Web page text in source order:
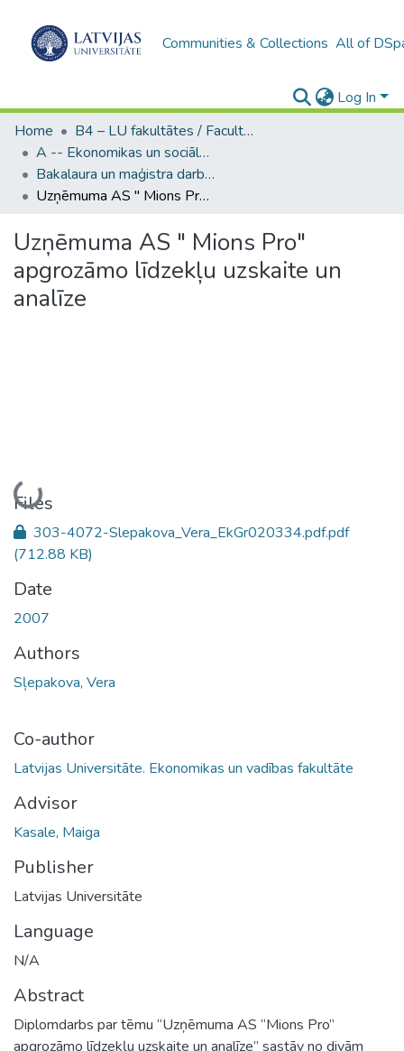
Communities & Collections All of
Log In
Home
B4 – LU fakultātes / Faculties of the UL
A -- Ekonomikas un sociālo zinātņu fakultāte / Faculty of Economics and Social Sciences
Bakalaura un maģistra darbi (ESZF) / Bachelor's and Master's theses
Uzņēmuma AS " Mions Pro" apgrozāmo līdzekļu uzskaite un analīze
Uzņēmuma AS " Mions Pro"
apgrozāmo līdzekļu uzskaite un
analīze
Loading...
Files
303-4072-Slepakova_Vera_EkGr020334.pdf.pdf
(712.88 KB)
Date
2007
Authors
Sļepakova, Vera
Co-author
Latvijas Universitāte. Ekonomikas un vadības fakultāte
Advisor
Kasale, Maiga
Publisher
Latvijas Universitāte
Language
N/A
Abstract
Diplomdarbs par tēmu “Uzņēmuma AS “Mions Pro”
apgrozāmo līdzekļu uzskaite un analīze” sastāv no divām